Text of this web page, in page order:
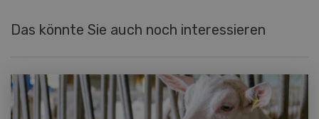
Das könnte Sie auch noch interessieren